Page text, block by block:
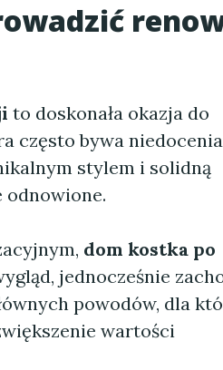
to doskonała okazja do
często bywa
stylem i solidną
odnowione.
dom kostka po
jednocześnie
powodów, dla
wartości